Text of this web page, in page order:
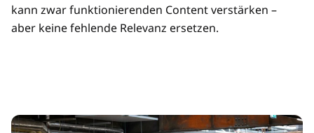
kann zwar funktionierenden Content verstärken –
aber keine fehlende Relevanz ersetzen.